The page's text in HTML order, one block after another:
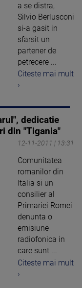
a se distra,
Silvio Berlusconi
si-a gasit in
sfarsit un
partener de
petrecere ...
Citeste mai mult
›
dedicatie
din "Tigania"
12-11-2011 | 13:31
Comunitatea
romanilor din
Italia si un
consilier al
Primariei Romei
denunta o
emisiune
radiofonica in
care sunt ...
Citeste mai mult
›